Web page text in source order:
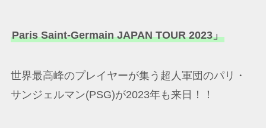
Paris Saint-Germain JAPAN TOUR 2023」
世界最高峰のプレイヤーが集う超人軍団のパリ・
サンジェルマン(PSG)が2023年も来日！！